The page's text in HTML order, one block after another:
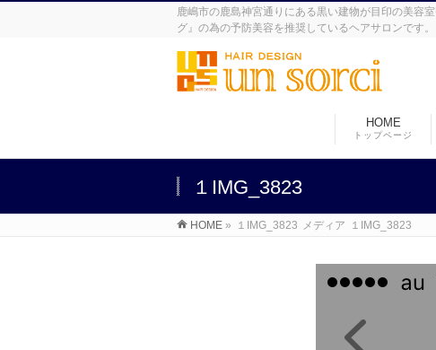
鹿嶋市の鹿島神宮通りにある黒い建物が目印の美容
グ』の為の予防美容を推奨しているヘアサロンです。
HOME
トップページ
１IMG_3823
HOME » １IMG_3823 メディア １IMG_3823